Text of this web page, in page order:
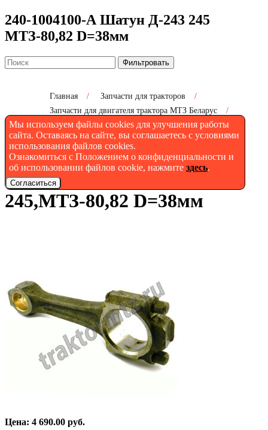
Мы используем файлы cookies для улучшения работы
сайта. Оставаясь на сайте, вы соглашаетесь с условиями
использования файлов cookies.
Ознакомиться с Положением о конфиденциальности и
об использовании файлов cookie, нажмите здесь.
Согласиться
240-1004100-А Шатун Д-243 245
МТЗ-80,82 D=38мм
Фильтровать
Главная / Запчасти для тракторов
/
Запчасти для двигателя трактора МТЗ Беларус
/
240-1004100-А Шатун Д-243 245 МТЗ-80,82
D=38мм
240-1004100-А Шатун Д-243
245,МТЗ-80,82 D=38мм
Цена: 4 690.00 руб.